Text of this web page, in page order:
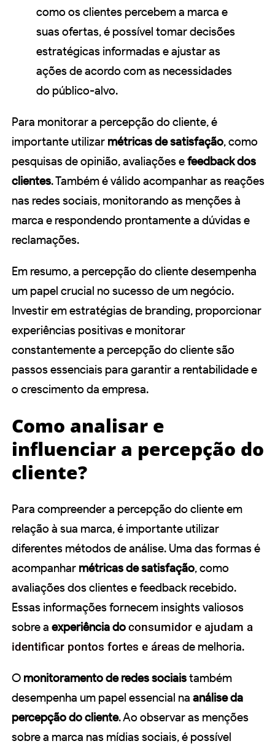
como os clientes percebem a marca e
suas ofertas, é possível tomar decisões
estratégicas informadas e ajustar as
ações de acordo com as necessidades
do público-alvo.
Para monitorar a percepção do cliente, é
importante utilizar métricas de satisfação, como
pesquisas de opinião, avaliações efeedback dos
clientes. Também é válido acompanhar as reações
nas redes sociais, monitorando as menções à
marca e respondendo prontamente a dúvidas e
reclamações.
Em resumo, a percepção do cliente desempenha
um papel crucial no sucesso de um negócio.
Investir em estratégias de branding, proporcionar
experiências positivas e monitorar
constantemente a percepção do cliente são
passos essenciais para garantir a rentabilidade e
o crescimento da empresa.
Como analisar e
influenciar a percepção do
cliente?
Para compreender a percepção do cliente em
relação à sua marca, é importante utilizar
diferentes métodos de análise. Uma das formas é
acompanhar métricas de satisfação, como
avaliações dos clientes e feedback recebido.
Essas informações fornecem insights valiosos
sobre a experiência doconsumidor e ajudam a
identificar pontos fortes e áreas de melhoria.
O monitoramento de redes sociaistambém
desempenha um papel essencial na análise da
percepção do cliente. Ao observar as menções
sobre a marca nas mídias sociais, é possível